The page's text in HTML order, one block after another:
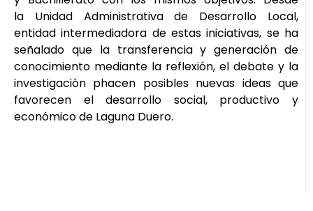
la Unidad Administrativa de Desarrollo Local,
entidad intermediadora de estas iniciativas, se ha
señalado que la transferencia y generación de
conocimiento mediante la reflexión, el debate y la
investigación phacen posibles nuevas ideas que
favorecen el desarrollo social, productivo y
económico de Laguna Duero.